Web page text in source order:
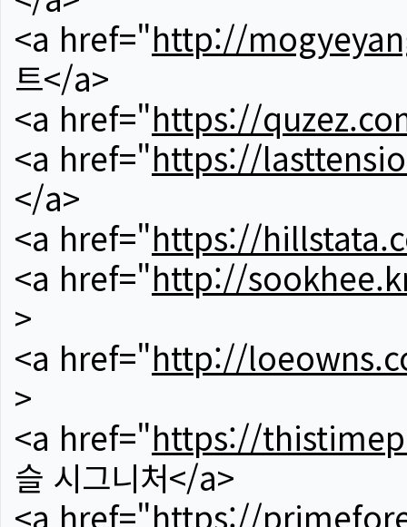
<a href="http://
트</a>
<a href="https://
<a href="https://
</a>
<a href="https://
<a href="http://
>
<a href="http://
>
<a href="https://
슬 시그니처</a>
<a href="https://